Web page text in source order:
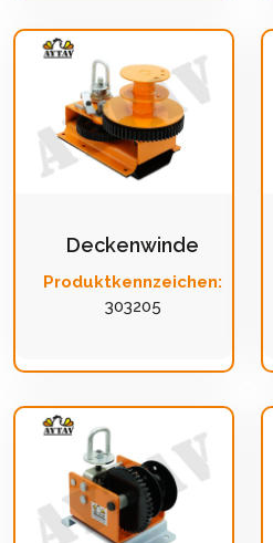
Deckenwinde
Produktkennzeichen:
303205